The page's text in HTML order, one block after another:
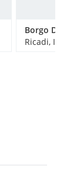
Ricadi,